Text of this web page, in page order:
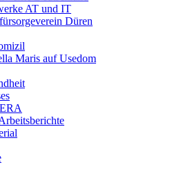
AT und IT
Düren
Maris auf Usedom